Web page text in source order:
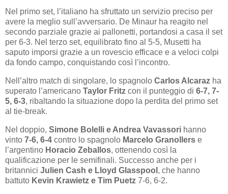
Nel primo set, l’italiano ha sfruttato un servizio preciso per
avere la meglio sull’avversario. De Minaur ha reagito nel
secondo parziale grazie ai pallonetti, portandosi a casa il set
per 6-3. Nel terzo set, equilibrato fino al 5-5, Musetti ha
saputo imporsi grazie a un rovescio efficace e a veloci colpi
da fondo campo, conquistando così l’incontro.
Nell’altro match di singolare, lo spagnolo Carlos Alcaraz ha
superato l’americano Taylor Fritz con il punteggio di 6-7, 7-
5, 6-3, ribaltando la situazione dopo la perdita del primo set
al tie-break.
Nel doppio, Simone Bolelli e Andrea Vavassori hanno
vinto 7-6, 6-4 contro lo spagnolo Marcelo Granollers e
l’argentino Horacio Zeballos, ottenendo così la
qualificazione per le semifinali. Successo anche per i
britannici Julien Cash e Lloyd Glasspool , che hanno
battuto Kevin Krawietz e Tim Puetz 7-6, 6-2.